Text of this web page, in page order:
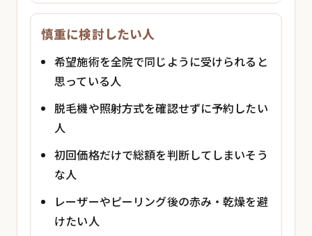
慎重に検討したい人
希望施術を全院で同じように受けられると
思っている人
脱毛機や照射方式を確認せずに予約したい
人
初回価格だけで総額を判断してしまいそう
な人
レーザーやピーリング後の赤み・乾燥を避
けたい人